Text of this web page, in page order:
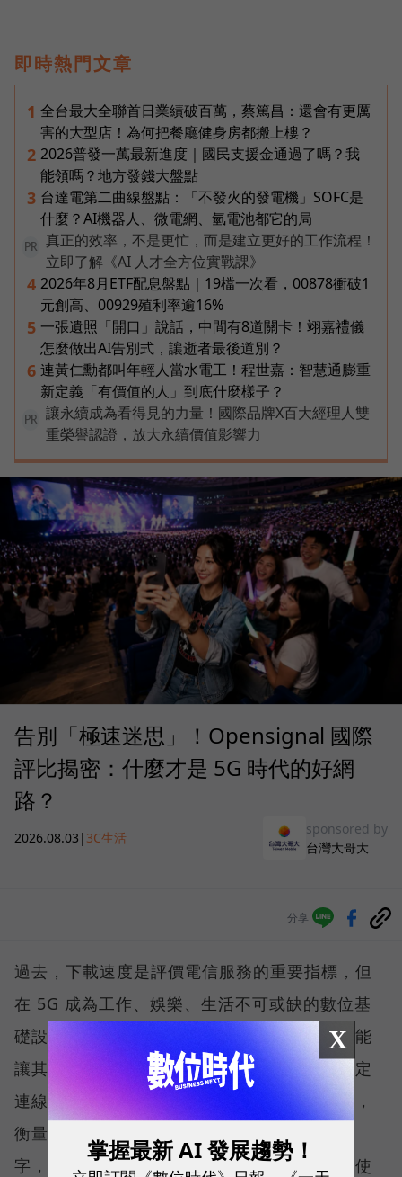
即時熱門文章
1 全台最大全聯首日業績破百萬，蔡篤昌：還會有更厲
害的大型店！為何把餐廳健身房都搬上樓？
2 2026普發一萬最新進度｜國民支援金通過了嗎？我
能領嗎？地方發錢大盤點
3 台達電第二曲線盤點：「不發火的發電機」SOFC是
什麼？AI機器人、微電網、氫電池都它的局
PR
真正的效率，不是更忙，而是建立更好的工作流程！
立即了解《AI 人才全方位實戰課》
4 2026年8月ETF配息盤點｜19檔一次看，00878衝破1
元創高、00929殖利率逾16%
5 一張遺照「開口」說話，中間有8道關卡！翊嘉禮儀
怎麼做出AI告別式，讓逝者最後道別？
6 連黃仁勳都叫年輕人當水電工！程世嘉：智慧通膨重
新定義「有價值的人」到底什麼樣子？
PR
讓永續成為看得見的力量！國際品牌X百大經理人雙
重榮譽認證，放大永續價值影響力
告別「極速迷思」！Opensignal 國際
評比揭密：什麼才是 5G 時代的好網
路？
2026.08.03 | 3C生活
sponsored by
台灣大哥大
分享
過去，下載速度是評價電信服務的重要指標，但
在 5G 成為工作、娛樂、生活不可或缺的數位基
礎設施後，消費者發現，再快的網速，如果不能
讓其在人潮聚集、高速移動或室內空間維持穩定
連線，即無法轉換成好的使用體驗，也因如此，
衡量「好網路」的標準，也逐漸從追求測速數
字，轉向任何時間、任何地點都能穩定連線的使
X
掌握最新 AI 發展趨勢！